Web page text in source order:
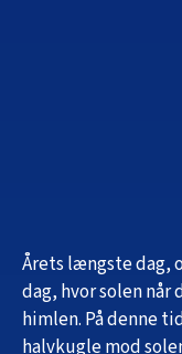
Årets længste dag,
dag, hvor solen
himlen. På denne
halvkugle mod